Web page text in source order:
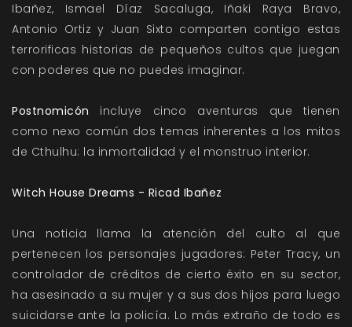
Ibañez, Ismael Díaz Sacaluga, Iñaki Raya Bravo,
Antonio Ortiz y Juan Sixto comparten contigo estas
terrorificas historias de pequeños cultos que juegan
con poderes que no puedes imaginar.
Postnomicón incluye cinco aventuras que tienen
como nexo común dos temas inherentes a los mitos
de Cthulhu: la inmortalidad y el monstruo interior.
Witch House Dreams - Ricad Ibañez
Una noticia llama la atención del culto al que
pertenecen los personajes jugadores: Peter Tracy, un
controlador de créditos de cierto éxito en su sector,
ha asesinado a su mujer y a sus dos hijos para luego
suicidarse ante la policía. Lo más extraño de todo es